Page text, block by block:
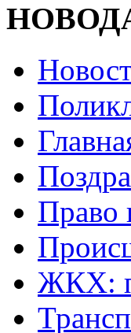
Право
ЖКХ: